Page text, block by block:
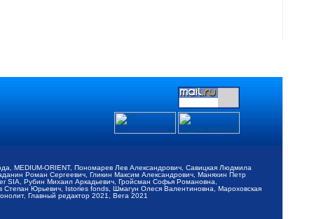
MEDIUM-ORIENT, Пономарев Лев Александрович, Савицкая Людмила
Роман Сергеевич, Гликин Максим Александрович, Маняхин Петр
Рубин Михаил Аркадьевич, Гройсман Софья Романовна,
Юрьевич, Istories fonds, Шмагун Олеся Валентиновна, Мароховская
Главный редактор 2021, Вега 2021